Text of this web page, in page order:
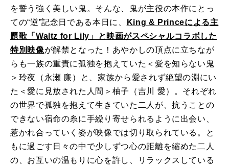
を誓う強く美しい鬼。そんな、鬼が主役の本作にとっ
ての“逆”記念日である本日に、 King & Princeによる主
題歌「 Waltz for Lily 」と映画がスペシャルコラボした
特別映像が解禁となった！あやかしの頂点に立ちなが
らも一族の重責に孤独を抱えていた＜愛を知らない鬼
＞玲夜（永瀬 廉）と、家族から愛されず絶望の淵にい
た＜愛に見放された人間＞柚子（吉川 愛）。それぞれ
の世界で孤独を抱えて生きていた二人が、抗うことの
できない宿命の糸に手繰り寄せられるように出会い、
惹かれ合っていく姿が映像では切り取られている。と
もに過ごす日々の中で少しずつ心の距離を縮めた二人
の、お互いの温もりに心を許し、リラックスしている